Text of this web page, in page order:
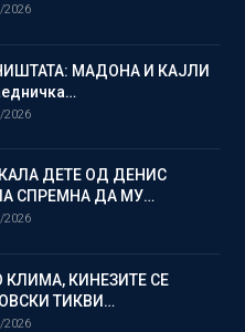
2026
МАДОНА И КАЈЛИ
2026
ДЕТЕ ОД ДЕНИС
СПРЕМНА ДА МУ…
2026
КЛИМА, КИНЕЗИТЕ СЕ
ТИКВИ…
2026